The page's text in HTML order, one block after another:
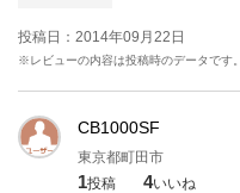
投稿日：2014年09月22日
※レビューの内容は投稿時のデータです。
CB1000SF
東京都町田市
1投稿 4いいね